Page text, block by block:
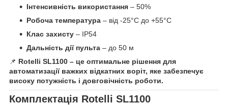
Інтенсивність використання – 50%
Робоча температура – від -25°C до +55°C
Клас захисту – IP54
Дальність дії пульта – до 50 м
📌 Rotelli SL1100 – це оптимальне рішення для
автоматизації важких відкатних воріт, яке забезпечує
високу потужність і довговічність роботи.
Комплектація Rotelli SL1100